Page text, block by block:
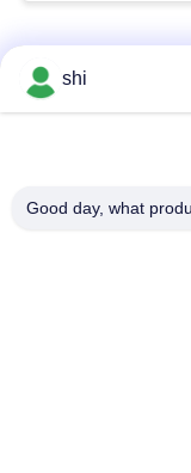
shi
Good day, what